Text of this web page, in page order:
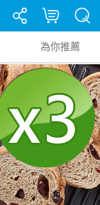
為你推薦